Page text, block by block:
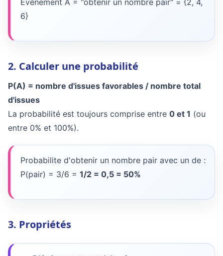
6}
2. Calculer une probabilité
P(A) = nombre d'issues favorables / nombre total
d'issues
La probabilité est toujours comprise entre 0 et 1 (ou
entre 0% et 100%).
Probabilite d'obtenir un nombre pair avec un de :
P(pair) = 3/6 = 1/2 = 0,5 = 50%
3. Propriétés